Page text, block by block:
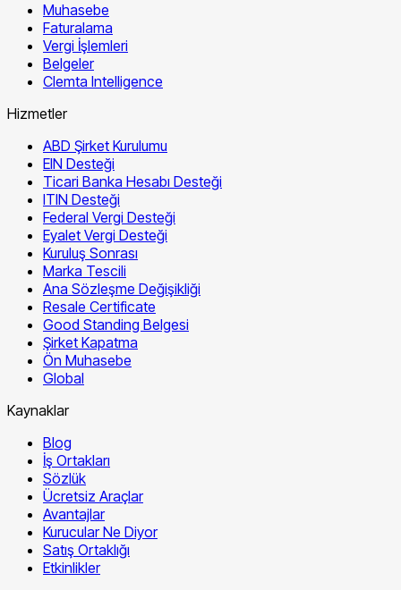
Muhasebe
Faturalama
Vergi İşlemleri
Belgeler
Clemta Intelligence
Hizmetler
ABD Şirket Kurulumu
EIN Desteği
Ticari Banka Hesabı Desteği
ITIN Desteği
Federal Vergi Desteği
Eyalet Vergi Desteği
Kuruluş Sonrası
Marka Tescili
Ana Sözleşme Değişikliği
Resale Certificate
Good Standing Belgesi
Şirket Kapatma
Ön Muhasebe
Global
Kaynaklar
Blog
İş Ortakları
Sözlük
Ücretsiz Araçlar
Avantajlar
Kurucular Ne Diyor
Satış Ortaklığı
Etkinlikler